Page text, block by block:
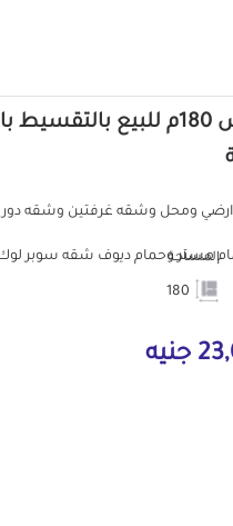
تاون هاوس 180م للبيع
مستر وحمام ديوف شقه سوبر
المساحة